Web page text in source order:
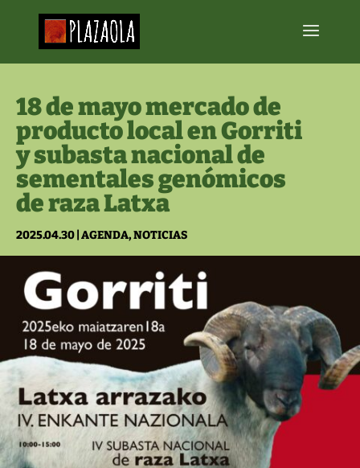
18 de mayo mercado de
producto local en Gorriti
y subasta nacional de
sementales genómicos
de raza Latxa
2025.04.30 AGENDA,NOTICIAS